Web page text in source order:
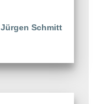
Jürgen Schmitt